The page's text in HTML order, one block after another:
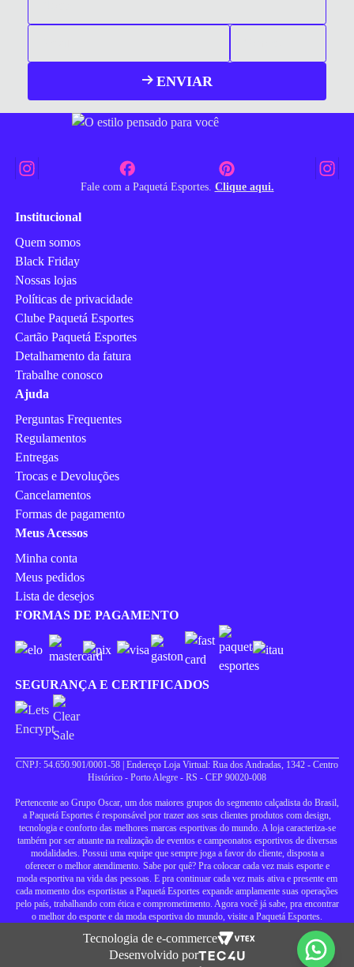
ENVIAR
Fale com a Paquetá Esportes. Clique aqui.
Institucional
Quem somos
Black Friday
Nossas lojas
Políticas de privacidade
Clube Paquetá Esportes
Cartão Paquetá Esportes
Detalhamento da fatura
Trabalhe conosco
Ajuda
Perguntas Frequentes
Regulamentos
Entregas
Trocas e Devoluções
Cancelamentos
Formas de pagamento
Meus Acessos
Minha conta
Meus pedidos
Lista de desejos
FORMAS DE PAGAMENTO
SEGURANÇA E CERTIFICADOS
CNPJ: 54.650.901/0001-58 | Endereço Loja Virtual: Rua dos Andradas, 1342 - Centro
Histórico - Porto Alegre - RS - CEP 90020-008
Pertencente ao Grupo Oscar, um dos maiores grupos do segmento calçadista do Brasil,
a Paquetá Esportes é responsável por trazer aos seus clientes produtos com design,
tecnologia e conforto das melhores marcas esportivas do mundo. A loja caracteriza-se
também por ser atuante na realização de eventos e campeonatos esportivos de diversas
modalidades. Possui uma equipe que sempre joga a favor do cliente, disposta a
oferecer o melhor atendimento. Sabe por quê? Pra colocar cada vez mais esporte e
moda esportiva na vida das pessoas. E pra continuar cada vez mais ativa e presente em
cada momento dos esportistas a Paquetá Esportes expande amplamente suas operações
pelo país, trabalhando com ética e comprometimento. Agora você já sabe, pra encontrar
o melhor do esporte e da moda esportiva do mundo, visite a Paquetá Esportes.
Tecnologia de e-commerce
Desenvolvido por